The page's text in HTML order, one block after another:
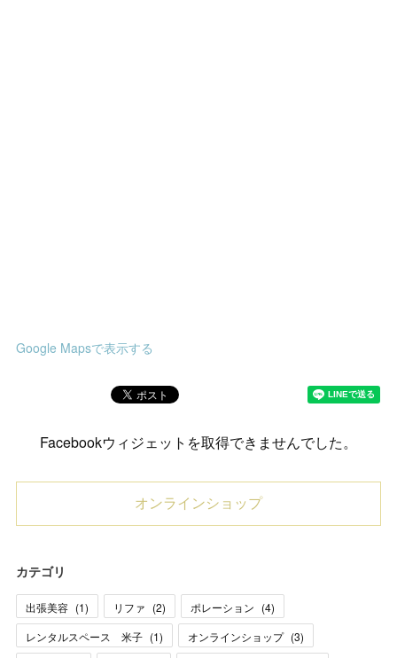
Google Mapsで表示する
Facebookウィジェットを取得できませんでした。
オンラインショップ
カテゴリ
出張美容 (1) リファ (2) ポレーション (4)
レンタルスペース 米子 (1) オンラインショップ (3)